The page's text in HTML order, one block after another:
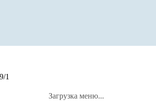
1
Загрузка меню...